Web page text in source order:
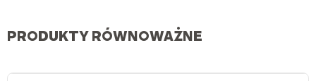
PRODUKTY RÓWNOWAŻNE